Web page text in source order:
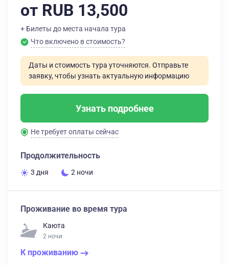
от RUB 13,500
+ Билеты до места начала тура
Что включено в стоимость?
Даты и стоимость тура уточняются. Отправьте
заявку, чтобы узнать актуальную информацию
Узнать подробнее
Не требует оплаты сейчас
Продолжительность
3 дня 2 ночи
Проживание во время тура
Каюта
2 ночи
К проживанию